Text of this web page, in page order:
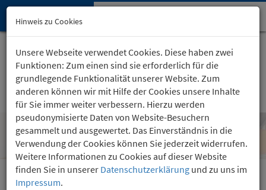
Hypnose-Institut
(0221) 36 757 24
Häufige Fragen zur Hypnose
Suggestion oder/und Hypnose?
Hinweis zu Cookies
Unsere Webseite verwendet Cookies. Diese haben zwei
Funktionen: Zum einen sind sie erforderlich für die
grundlegende Funktionalität unserer Website. Zum
anderen können wir mit Hilfe der Cookies unsere Inhalte
für Sie immer weiter verbessern. Hierzu werden
pseudonymisierte Daten von Website-Besuchern
gesammelt und ausgewertet. Das Einverständnis in die
Verwendung der Cookies können Sie jederzeit widerrufen.
Weitere Informationen zu Cookies auf dieser Website
finden Sie in unserer Datenschutzerklärung und zu uns im
Impressum.